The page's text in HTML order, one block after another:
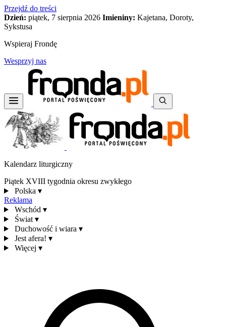
Przejdź do treści
Dzień: piątek, 7 sierpnia 2026 Imieniny: Kajetana, Doroty,
Sykstusa
Wspieraj Frondę
Wesprzyj nas
Kalendarz liturgiczny
Piątek XVIII tygodnia okresu zwykłego
Polska ▾
Reklama
Wschód ▾
Świat ▾
Duchowość i wiara ▾
Jest afera! ▾
Więcej ▾